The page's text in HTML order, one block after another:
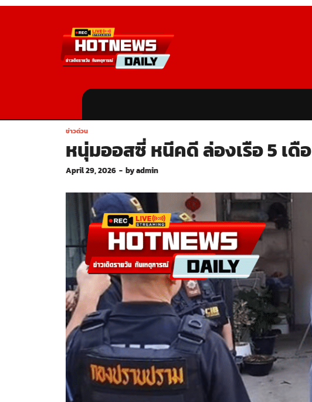
ข่าวด่วน
หนุ่มออสซี่ หนีคดี ล่องเรือ 5 เดื
April 29, 2026 - byadmin